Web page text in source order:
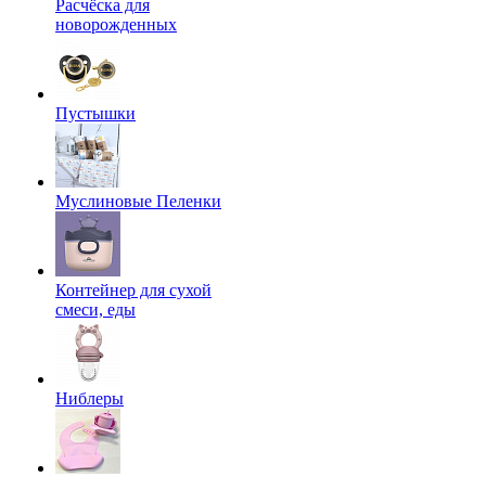
Расчёска для
новорожденных
Пустышки
Муслиновые Пеленки
Контейнер для сухой
смеси, еды
Ниблеры